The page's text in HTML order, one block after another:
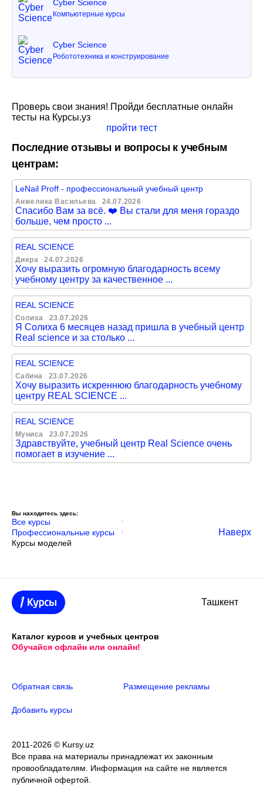
Cyber Science
Компьютерные курсы
Cyber Science
Робототехника и конструирование
Проверь свои знания! Пройди бесплатные онлайн
тесты на Курсы.уз
пройти тест
Последние отзывы и вопросы к учебным
центрам:
LeNail Proff - профессиональный учебный центр
Анжелика Васильева 24.07.2026
Спасибо Вам за всё. ❤️ Вы стали для меня гораздо
больше, чем просто ...
REAL SCIENCE
Диера 24.07.2026
Хочу выразить огромную благодарность всему
учебному центру за качественное ...
REAL SCIENCE
Солиха 23.07.2026
Я Солиха 6 месяцев назад пришла в учебный центр
Real science и за столько ...
REAL SCIENCE
Сабина 23.07.2026
Хочу выразить искреннюю благодарность учебному
центру REAL SCIENCE ...
REAL SCIENCE
Муниса 23.07.2026
Здравствуйте, учебный центр Real Science очень
помогает в изучение ...
Вы находитесь здесь:
Все курсы
Профессиональные курсы
Курсы моделей
Наверх
Ташкент
Каталог курсов и учебных центров
Обучайся офлайн или онлайн!
Обратная связь Размещение рекламы
Добавить курсы
2011-2026 © Kursy.uz
Все права на материалы принадлежат их законным
провообладателям. Информация на сайте не является
публичной офертой.